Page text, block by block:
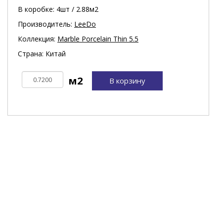
В коробке: 4шт / 2.88м2
Производитель: LeeDo
Коллекция: Marble Porcelain Thin 5.5
Страна: Китай
В корзину